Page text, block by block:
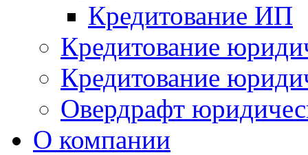
Кредитование ИП
Кредитование
Кредитование
Овердрафт
О компании